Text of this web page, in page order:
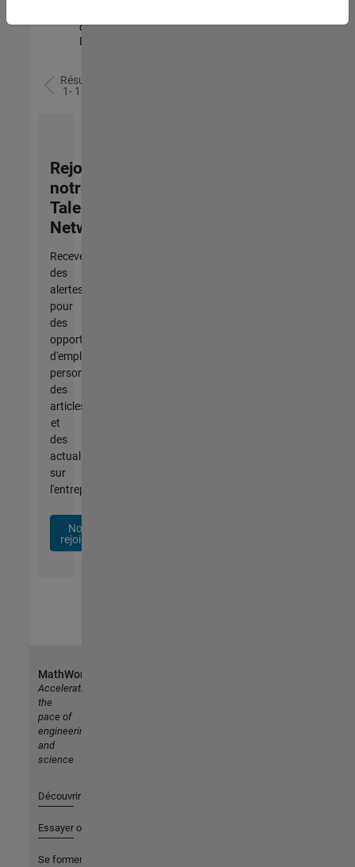
qualité |
Expérimenté(e)
Résultats
1- 1 de
Rejoignez
notre
Talent
Network
Recevez
des
alertes
pour
des
opportunités
d'emploi
personnalisées,
des
articles
et
des
actualités
sur
l'entreprise.
Nous
rejoindre
MathWorks
Accelerating
the
pace of
engineering
and
science
Découvrir les produits
Essayer ou acheter
Se former